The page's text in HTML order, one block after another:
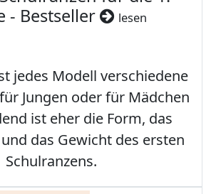
- Bestseller
lesen
jedes Modell verschiedene
Jungen oder für Mädchen
ist eher die Form, das
das Gewicht des ersten
Schulranzens.